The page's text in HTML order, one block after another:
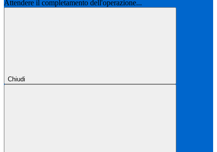
Attendere il completamento dell'operazione...
Chiudi